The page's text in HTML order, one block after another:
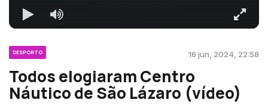
DESPORTO 16 jun, 2024, 22:58
Todos elogiaram Centro
Náutico de São Lázaro (vídeo)